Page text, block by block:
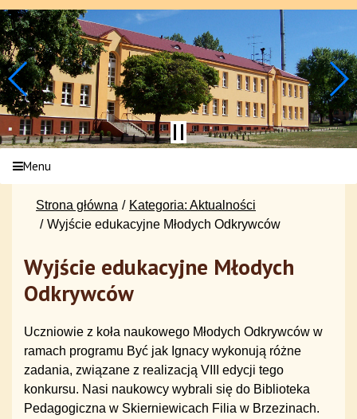
Menu
Strona główna
Kategoria: Aktualności
Wyjście edukacyjne Młodych Odkrywców
Wyjście edukacyjne Młodych
Odkrywców
Uczniowie z koła naukowego Młodych Odkrywców w
ramach programu Być jak Ignacy wykonują różne
zadania, związane z realizacją VIII edycji tego
konkursu. Nasi naukowcy wybrali się do Biblioteka
Pedagogiczna w Skierniewicach Filia w Brzezinach.